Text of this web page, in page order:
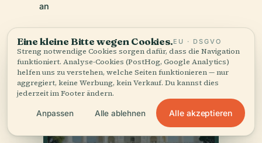
an
Eine kleine Bitte wegen Cookies.EU · DSGVO
Streng notwendige Cookies sorgen dafür, dass die Navigation
funktioniert. Analyse-Cookies (PostHog, Google Analytics)
helfen uns zu verstehen, welche Seiten funktionieren — nur
aggregiert, keine Werbung, kein Verkauf. Du kannst dies
jederzeit im Footer ändern.
Anpassen Alle ablehnen Alle akzeptieren